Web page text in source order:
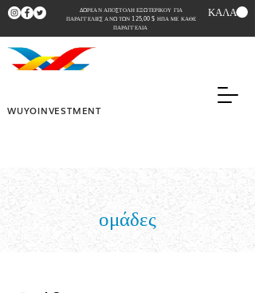
ΔΩΡΕΑΝ ΑΠΟΣΤΟΛΗ ΕΞΩΤΕΡΙΚΟΥ ΓΙΑ
ΠΑΡΑΓΓΕΛΙΕΣ ΑΝΩ ΤΩΝ 125,00 $ ΗΠΑ ΜΕ ΚΑΘΕ
ΠΑΡΑΓΓΕΛΙΑ
ΚΑΛΑΘΙ
WUYOINVESTMENT
ομάδες